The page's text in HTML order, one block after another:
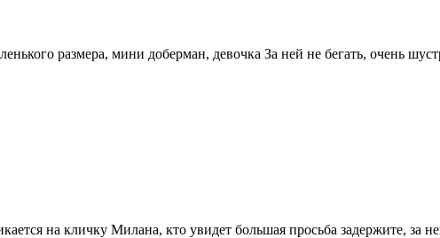
размера, мини доберман, девочка За ней не бегать, очень
на кличку Милана, кто увидет большая просьба задержите, за